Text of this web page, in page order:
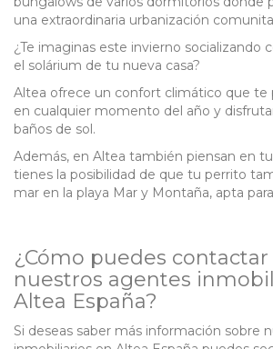
una extraordinaria urbanización
¿Te imaginas este invierno socializando
el solárium de tu nueva casa?
Altea ofrece un confort climático que te
en cualquier momento del año y
baños de sol.
Además, en Altea también piensan en
tienes la posibilidad de que tu perrito
mar en la playa Mar y Montaña, apta
¿Cómo puedes contactar
nuestros agentes
Altea España?
Si deseas saber más información sobre